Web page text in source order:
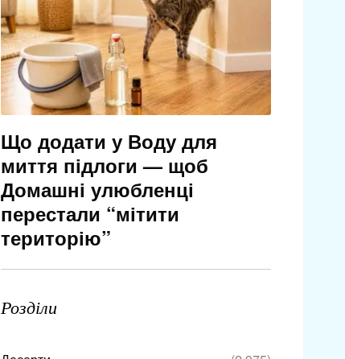
Що додати у Воду для
миття підлоги — щоб
Домашні улюбленці
перестали “мітити
територію”
Розділи